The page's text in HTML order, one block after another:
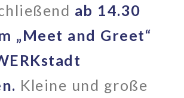
ab 14.30
„Meet and Greet“
Kleine und große